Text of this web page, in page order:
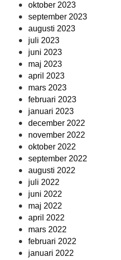
oktober 2023
september 2023
augusti 2023
juli 2023
juni 2023
maj 2023
april 2023
mars 2023
februari 2023
januari 2023
december 2022
november 2022
oktober 2022
september 2022
augusti 2022
juli 2022
juni 2022
maj 2022
april 2022
mars 2022
februari 2022
januari 2022